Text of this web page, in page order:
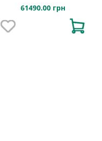
61490.00 грн